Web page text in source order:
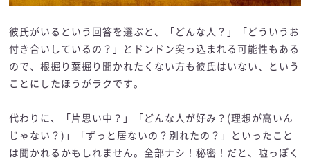
彼氏がいるという回答を選ぶと、「どんな人？」「どういうお
付き合いしているの？」とドンドン突っ込まれる可能性もある
ので、根掘り葉掘り聞かれたくない方も彼氏はいない、という
ことにしたほうがラクです。
代わりに、「片思い中？」「どんな人が好み？(理想が高いん
じゃない？)」「ずっと居ないの？別れたの？」といったこと
は聞かれるかもしれません。全部ナシ！秘密！だと、嘘っぽく